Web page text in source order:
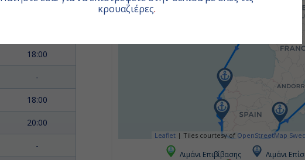
κρουαζιέρες.
18:00
-
18:00
20:00
-
Leaflet | Tiles courtesy of OpenStreetMap
Λιμάνι Επιβίβασης Λιμάνι